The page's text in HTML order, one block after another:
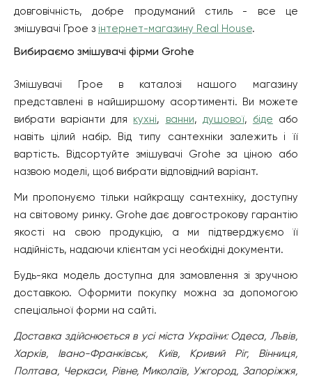
довговічність, добре продуманий стиль - все це
змішувачі Грое з інтернет-магазину Real House.
Вибираємо змішувачі фірми Grohe
Змішувачі Грое в каталозі нашого магазину
представлені в найширшому асортименті. Ви можете
вибрати варіанти для кухні, ванни, душової, біде або
навіть цілий набір. Від типу сантехніки залежить і її
вартість. Відсортуйте змішувачі Grohe за ціною або
назвою моделі, щоб вибрати відповідний варіант.
Ми пропонуємо тільки найкращу сантехніку, доступну
на світовому ринку. Grohe дає довгострокову гарантію
якості на свою продукцію, а ми підтверджуємо її
надійність, надаючи клієнтам усі необхідні документи.
Будь-яка модель доступна для замовлення зі зручною
доставкою. Оформити покупку можна за допомогою
спеціальної форми на сайті.
Доставка здійснюється в усі міста України: Одеса, Львів,
Харків, Івано-Франківськ, Київ, Кривий Ріг, Вінниця,
Полтава, Черкаси, Рівне, Миколаїв, Ужгород, Запоріжжя,